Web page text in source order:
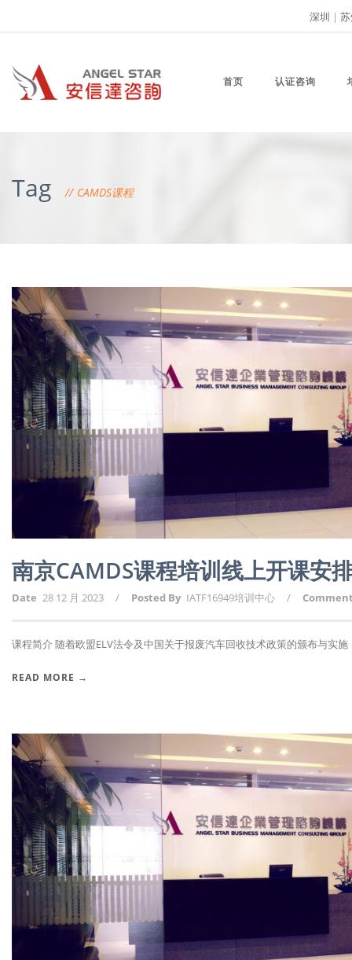
深圳 |
首页 认证咨询
Tag CAMDS课程
南京CAMDS课程培训线上开课安
Date 28 12 月 2023 / Posted By IATF16949培训中心 /
课程简介 随着欧盟ELV法令及中国关于报废汽车回收技术政策的颁布与实施
READ MORE →